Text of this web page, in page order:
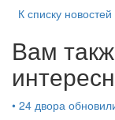
К списку новостей
Вам
• 24 двора